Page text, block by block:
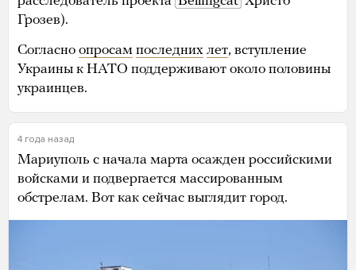
Грозев).
Согласно опросам последних лет, вступление
Украины к НАТО поддерживают около половины
украинцев.
4 года назад
Мариуполь с начала марта осажден российскими
войсками и подвергается массированным
обстрелам. Вот как сейчас выглядит город.